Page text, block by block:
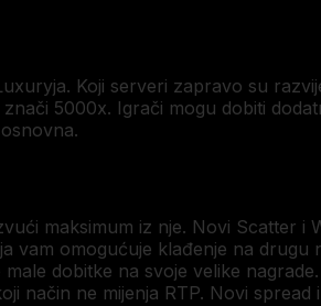
Koji serveri zapravo su
5000x. Igrači mogu dobiti
maksimum iz nje. Novi Scatter i
vam omogućuje klađenje na
dobitke na svoje velike
ne mijenja RTP. Novi spread